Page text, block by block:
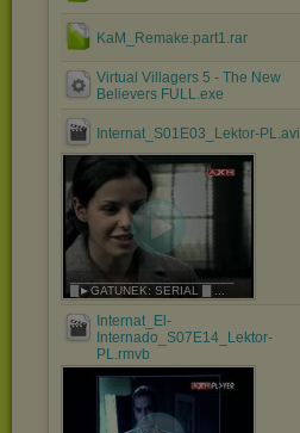
KaM_Remake.part1.rar
Virtual Villagers 5 - The New
Believers FULL.exe
Internat_S01E03_Lektor-PL.avi
_______________________
▓►GATUNEK: SERIAL ▓ ...
Internat_El-
Internado_S07E14_Lektor-
PL.rmvb